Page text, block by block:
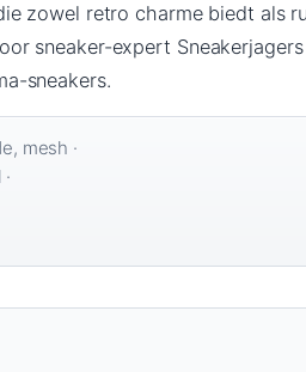
zowel retro charme biedt als
sneaker-expert
sneakers.
mesh ·